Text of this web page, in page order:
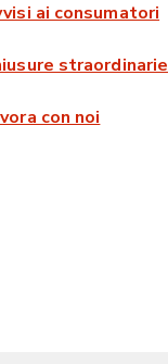
ai consumatori
straordinarie
con noi